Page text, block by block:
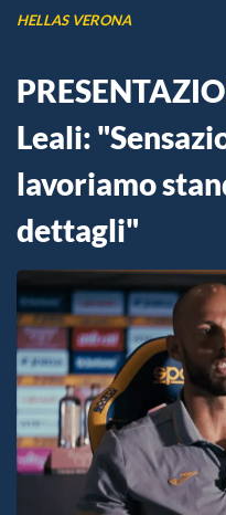
HELLAS VERONA
Leali:
lavoriamo
dettagli"